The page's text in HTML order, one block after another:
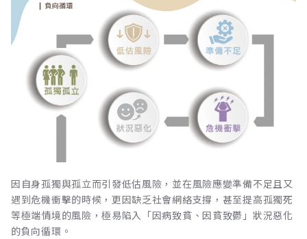
因自身孤獨與孤立而引發低估風險，並在風險應變準備不足且又
遇到危機衝擊的時候，更因缺乏社會網絡支撐，甚至提高孤獨死
等極端情境的風險，極易陷入「因病致貧、因貧致鬱」狀況惡化
的負向循環。